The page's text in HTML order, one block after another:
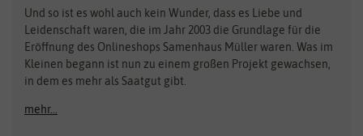
Zimmer & Kübelpflanzen
Kataloge
Schnäppchen
Anzucht & Gartenzubehör
Anzuchtschalen
BIOWOL
Blumicorn
Bûten Birds
Feldsaaten Freudenberger
Fertil
Flora Elite
Und so ist es wohl auch kein Wunder, dass es Liebe und
Leidenschaft waren, die im Jahr 2003 die Grundlage für die
Eröffnung des Onlineshops Samenhaus Müller waren. Was im
Kleinen begann ist nun zu einem großen Projekt gewachsen,
in dem es mehr als Saatgut gibt.
mehr...